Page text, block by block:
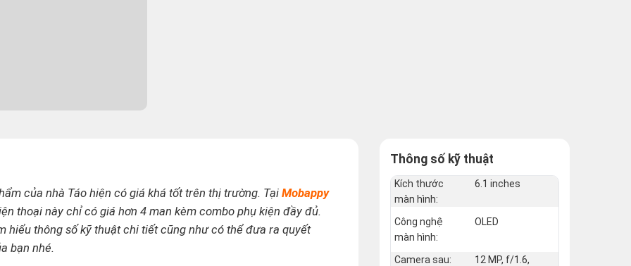
của nhà Táo hiện có giá khá tốt trên thị trường. TạiMobappy
thoại này chỉ có giá hơn 4 man kèm combo phụ kiện đầy đủ.
hiểu thông số kỹ thuật chi tiết cũng như có thể đưa ra quyết
bạn nhé.
Thông số kỹ thuật
Kích thước
màn hình:
6.1 inches
Công nghệ
màn hình:
OLED
Camera sau:
12 MP, f/1.6,